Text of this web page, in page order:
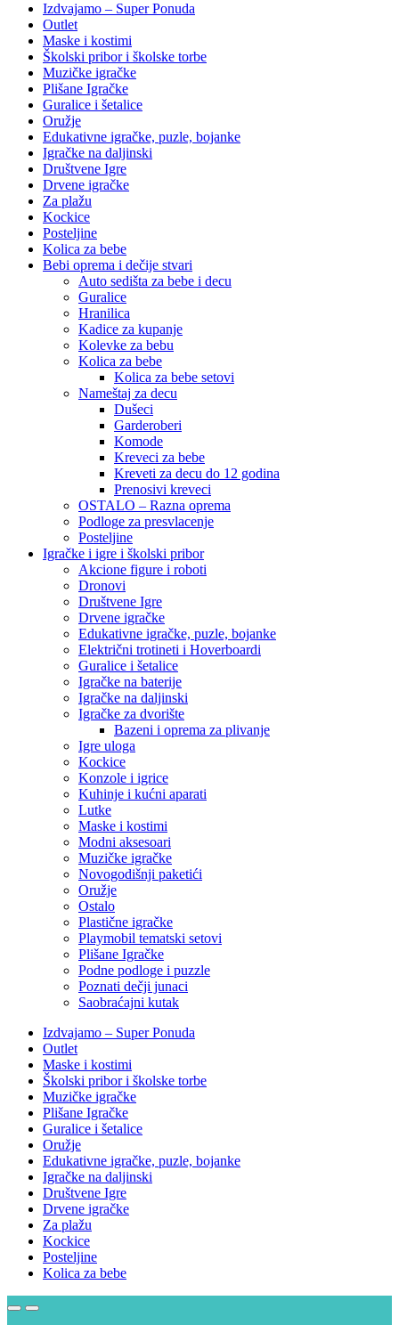
Izdvajamo – Super Ponuda
Outlet
Maske i kostimi
Školski pribor i školske torbe
Muzičke igračke
Plišane Igračke
Guralice i šetalice
Oružje
Edukativne igračke, puzle, bojanke
Igračke na daljinski
Društvene Igre
Drvene igračke
Za plažu
Kockice
Posteljine
Kolica za bebe
Bebi oprema i dečije stvari
Auto sedišta za bebe i decu
Guralice
Hranilica
Kadice za kupanje
Kolevke za bebu
Kolica za bebe
Kolica za bebe setovi
Nameštaj za decu
Dušeci
Garderoberi
Komode
Kreveci za bebe
Kreveti za decu do 12 godina
Prenosivi kreveci
OSTALO – Razna oprema
Podloge za presvlacenje
Posteljine
Igračke i igre i školski pribor
Akcione figure i roboti
Dronovi
Društvene Igre
Drvene igračke
Edukativne igračke, puzle, bojanke
Električni trotineti i Hoverboardi
Guralice i šetalice
Igračke na baterije
Igračke na daljinski
‎Igračke za dvorište
Bazeni i oprema za plivanje
Igre uloga
Kockice
Konzole i igrice
Kuhinje i kućni aparati
Lutke
Maske i kostimi
Modni aksesoari
Muzičke igračke
Novogodišnji paketići
Oružje
Ostalo
Plastične igračke
Playmobil tematski setovi
Plišane Igračke
Podne podloge i puzzle
Poznati dečji junaci
Saobraćajni kutak
Izdvajamo – Super Ponuda
Outlet
Maske i kostimi
Školski pribor i školske torbe
Muzičke igračke
Plišane Igračke
Guralice i šetalice
Oružje
Edukativne igračke, puzle, bojanke
Igračke na daljinski
Društvene Igre
Drvene igračke
Za plažu
Kockice
Posteljine
Kolica za bebe